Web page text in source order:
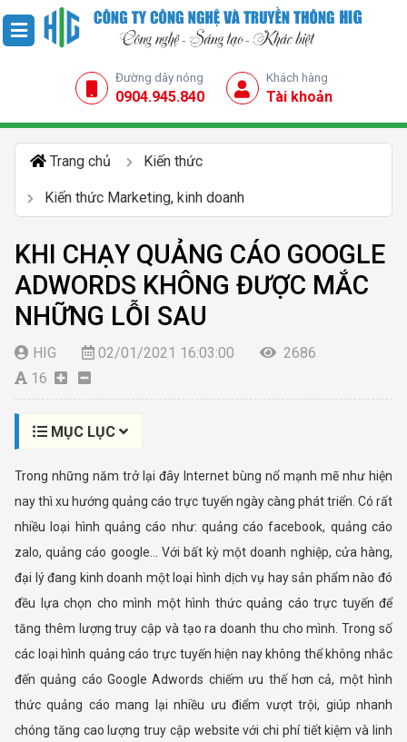
Đường dây nóng
0904.945.840
Khách hàng
Tài khoản
Trang chủ Kiến thức
Kiến thức Marketing, kinh doanh
KHI CHẠY QUẢNG CÁO GOOGLE
ADWORDS KHÔNG ĐƯỢC MẮC
NHỮNG LỖI SAU
HIG 02/01/2021 16:03:00
2686
16
MỤC LỤC
Trong những năm trở lại đây Internet bùng nổ mạnh mẽ như hiện
nay thì xu hướng quảng cáo trực tuyến ngày càng phát triển. Có rất
nhiều loại hình quảng cáo như: quảng cáo facebook, quảng cáo
zalo, quảng cáo google... Với bất kỳ một doanh nghiệp, cửa hàng,
đại lý đang kinh doanh một loại hình dịch vụ hay sản phẩm nào đó
đều lựa chọn cho mình một hình thức quảng cáo trực tuyến để
tăng thêm lượng truy cập và tạo ra doanh thu cho mình. Trong số
các loại hình quảng cáo trực tuyến hiện nay không thể không nhắc
đến quảng cáo Google Adwords chiếm ưu thế hơn cả, một hình
thức quảng cáo mang lại nhiều ưu điểm vượt trội, giúp nhanh
chóng tăng cao lượng truy cập website với chi phí tiết kiệm và linh